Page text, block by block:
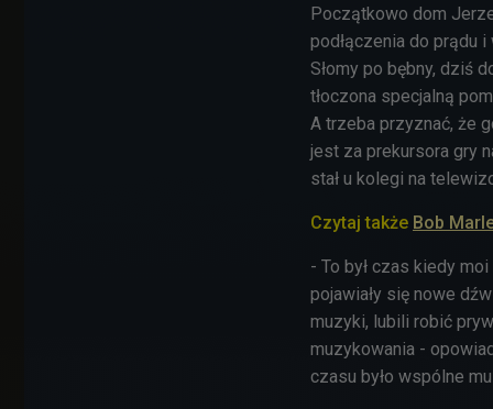
Początkowo dom
podłączenia do prądu
Słomy po bębny, dziś
tłoczona specjalną
A trzeba przyznać, że
jest za prekursora gry
stał u kolegi na
Czytaj także Bob
- To był czas kiedy
pojawiały się nowe
muzyki, lubili robić
muzykowania -
czasu było wspólne